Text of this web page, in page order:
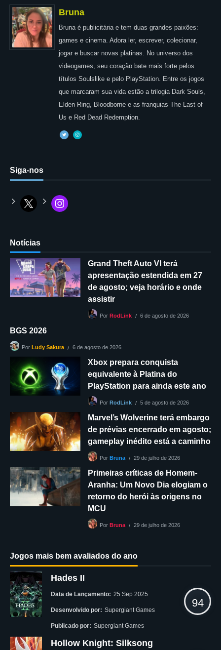
Bruna
Bruna é publicitária e tem duas grandes paixões:
games e cinema. Adora ler, escrever, colecionar,
jogar e buscar novas platinas. No universo dos
videogames, seu coração bate mais forte pelos
títulos Soulslike e pelo PlayStation. Entre os jogos
que marcaram sua vida estão a trilogia Dark Souls,
Elden Ring, Bloodborne e as franquias The Last of
Us e Red Dead Redemption.
Siga-nos
Notícias
Grand Theft Auto VI terá
apresentação estendida em 27
de agosto; veja horário e onde
assistir
Por RodLink 6 de agosto de 2026
BGS 2026
Por Ludy Sakura 6 de agosto de 2026
Xbox prepara conquista
equivalente à Platina do
PlayStation para ainda este ano
Por RodLink 5 de agosto de 2026
Marvel’s Wolverine terá embargo
de prévias encerrado em agosto;
gameplay inédito está a caminho
Por Bruna 29 de julho de 2026
Primeiras críticas de Homem-
Aranha: Um Novo Dia elogiam o
retorno do herói às origens no
MCU
Por Bruna 29 de julho de 2026
Jogos mais bem avaliados do ano
Hades II
Data de Lançamento: 25 Sep 2025
Desenvolvido por: Supergiant Games
Publicado por: Supergiant Games
94
Hollow Knight: Silksong